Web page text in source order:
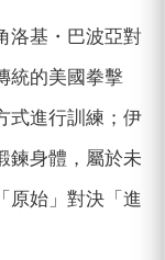
洛基・巴波亞對
統的美國拳擊
式進行訓練；伊
鍊身體，屬於未
原始」對決「進